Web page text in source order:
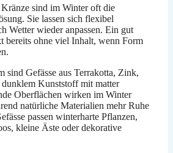
sind im Winter oft die
Sie lassen sich flexibel
Wetter wieder anpassen. Ein gut
bereits ohne viel Inhalt, wenn Form
sind Gefässe aus Terrakotta, Zink,
Kunststoff mit matter
Oberflächen wirken im Winter
natürliche Materialien mehr Ruhe
passen winterharte Pflanzen,
kleine Äste oder dekorative